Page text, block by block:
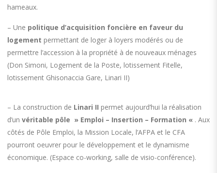
hameaux.
– Une politique d’acquisition foncière en faveur du
logement permettant de loger à loyers modérés ou de
permettre l’accession à la propriété à de nouveaux ménages
(Don Simoni, Logement de la Poste, lotissement Fitelle,
lotissement Ghisonaccia Gare, Linari II)
– La construction de Linari II permet aujourd’hui la réalisation
d’un véritable pôle » Emploi – Insertion – Formation « . Aux
côtés de Pôle Emploi, la Mission Locale, l’AFPA et le CFA
pourront oeuvrer pour le développement et le dynamisme
économique. (Espace co-working, salle de visio-conférence).